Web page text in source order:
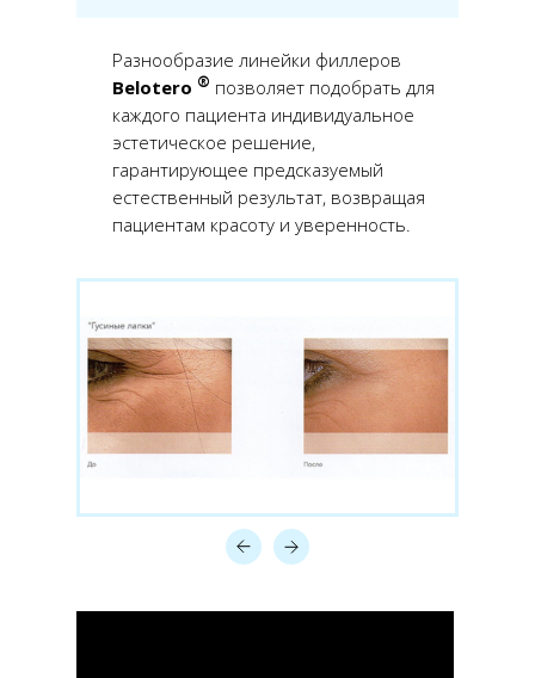
Разнообразие линейки филлеров
Belotero ® позволяет подобрать для
каждого пациента индивидуальное
эстетическое решение,
гарантирующее предсказуемый
естественный результат, возвращая
пациентам красоту и уверенность.